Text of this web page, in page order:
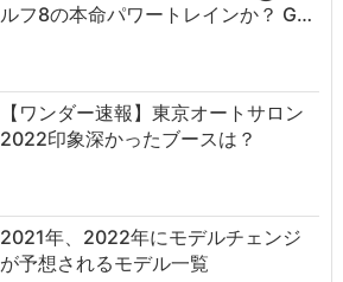
ルフ8の本命パワートレインか？ G…
【ワンダー速報】東京オートサロン
2022印象深かったブースは？
2021年、2022年にモデルチェンジ
が予想されるモデル一覧